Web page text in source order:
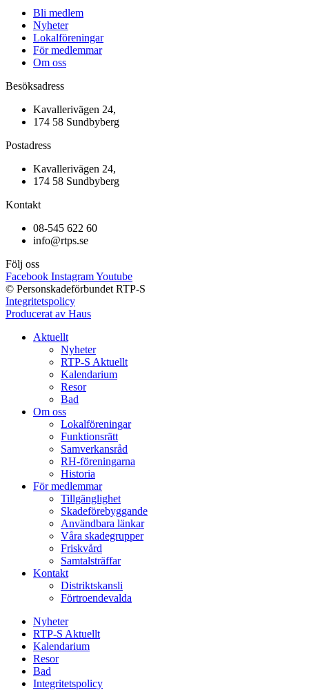
Bli medlem
Nyheter
Lokalföreningar
För medlemmar
Om oss
Besöksadress
Kavallerivägen 24,
174 58 Sundbyberg
Postadress
Kavallerivägen 24,
174 58 Sundbyberg
Kontakt
08-545 622 60
info@rtps.se
Följ oss
Facebook InstagramYoutube
© Personskadeförbundet RTP-S
Integritetspolicy
Producerat av Haus
Aktuellt
Nyheter
RTP-S Aktuellt
Kalendarium
Resor
Bad
Om oss
Lokalföreningar
Funktionsrätt
Samverkansråd
RH-föreningarna
Historia
För medlemmar
Tillgänglighet
Skadeförebyggande
Användbara länkar
Våra skadegrupper
Friskvård
Samtalsträffar
Kontakt
Distriktskansli
Förtroendevalda
Nyheter
RTP-S Aktuellt
Kalendarium
Resor
Bad
Integritetspolicy